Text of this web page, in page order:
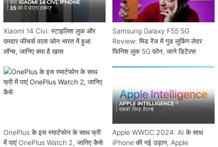
Xiaomi 14 Civi: स्टाइलिश लुक और
दमदार फीचर्स वाला फोन भारत में हुआ
लॉन्च, जानिए क्या है खास
Samsung Galaxy F55 5G
Review: मिड रेंज में गुड लुकिंग लेदर
फिनिश लुक 5G फ़ोन, जाने डिटेल्स
OnePlus के इस स्मार्टफोन के साथ फ्री
में पाएं OnePlus Watch 2, जानिए कैसे
Apple WWDC 2024: AI के साथ
iPhone की नई उड़ान, Apple